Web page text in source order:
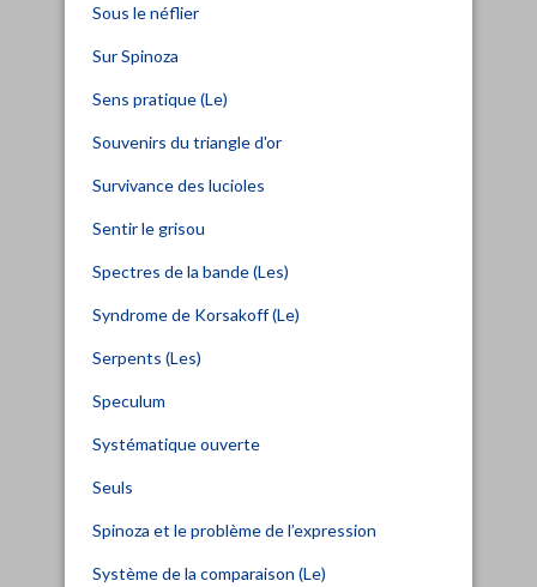
Sous le néflier
Sur Spinoza
Sens pratique (Le)
Souvenirs du triangle d'or
Survivance des lucioles
Sentir le grisou
Spectres de la bande (Les)
Syndrome de Korsakoff (Le)
Serpents (Les)
Speculum
Systématique ouverte
Seuls
Spinoza et le problème de l’expression
Système de la comparaison (Le)